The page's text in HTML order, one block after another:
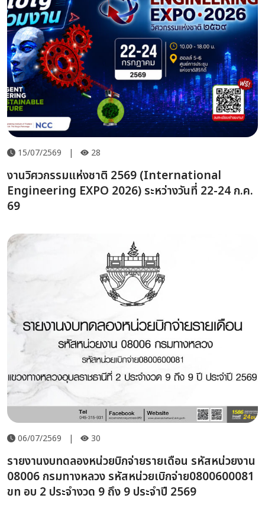
15/07/2569 | 28
งานวิศวกรรมแห่งชาติ 2569 (International
Engineering EXPO 2026) ระหว่างวันที่ 22-24 ก.ค.
69
06/07/2569 | 30
รายงานงบทดลองหน่วยบิกจ่ายรายเดือน รหัสหน่วยงาน
08006 กรมทางหลวง รหัสหน่วยเบิกจ่าย0800600081
ขท อบ 2 ประจำงวด 9 ถึง 9 ประจำปี 2569